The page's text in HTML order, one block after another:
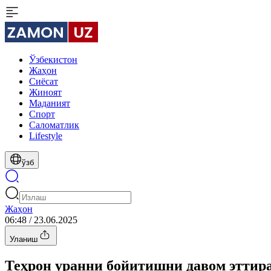
Ўзбекистон
Жаҳон
Сиёсат
Жиноят
Маданият
Спорт
Cаломатлик
Lifestyle
ўзб
Жаҳон
06:48 / 23.06.2025
Уланиш
Теҳрон уранни бойитишни давом